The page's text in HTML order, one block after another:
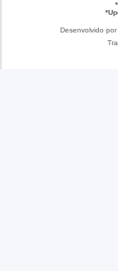
*
*
Desenvolvido por